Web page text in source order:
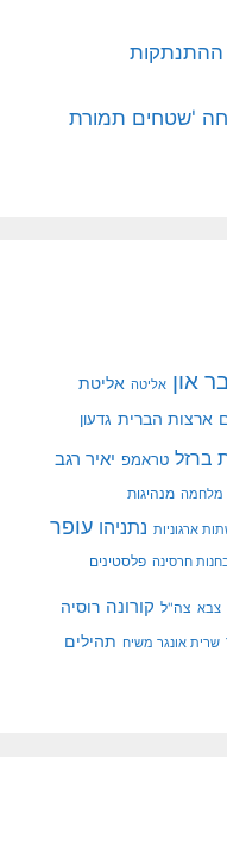
ההתנתקות
'שטחים תמורת
און אליטה אליטת
ארצות הברית גדעון
ברזל טראמפ יאיר רגב
מלחמה מנהיגות
ארגוניות נתניהו עופר
חרסינה פלסטינים
צבא צה"ל קורונה רוסיה
שרית אונגר משיח תהילים